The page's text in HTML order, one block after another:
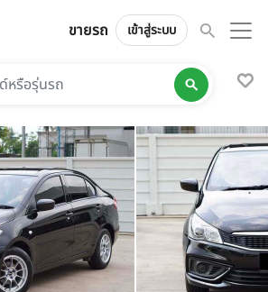
ขายรถ เข้าสู่ระบบ